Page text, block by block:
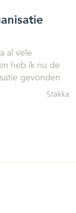
al vele
heb ik nu de
gevonden
Stakka